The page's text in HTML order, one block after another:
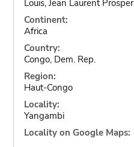
Louis, Jean Laurent Prosper
Continent:
Africa
Country:
Congo, Dem. Rep.
Region:
Haut-Congo
Locality:
Yangambi
Locality on Google Maps: